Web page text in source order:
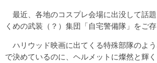
最近、各地のコスプレ会場に出没して話
くめの武装（？）集団「自宅警備隊」をご存
ハリウッド映画に出てくる特殊部隊のよ
で決めているのに、ヘルメットに燦然と輝